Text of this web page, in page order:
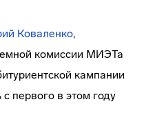
Коваленко,
комиссии МИЭТа
кампании
первого в этом году